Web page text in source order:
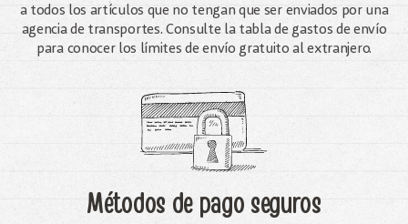
a todos los artículos que no tengan que ser enviados por una
agencia de transportes. Consulte la tabla de gastos de envío
para conocer los límites de envío gratuito al extranjero.
Métodos de pago seguros